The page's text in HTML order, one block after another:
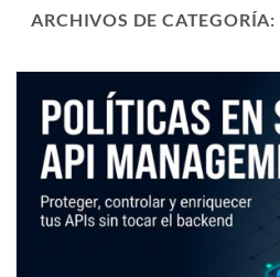
ARCHIVOS DE CATEGORÍA: